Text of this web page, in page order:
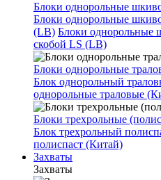
Блоки однорольные
Блоки однорольные
(LB) Блоки однорольные
скобой LS (LB)
Блоки однорольные
Блок однорольный
однорольные траловые
Блоки трехрольные
Блок трехрольный
полиспаст (Китай)
Захваты
Захваты